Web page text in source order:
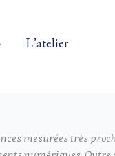
L’atelier
mesurées très